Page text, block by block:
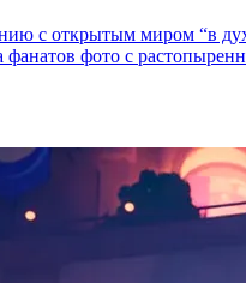
с открытым миром “в
фанатов фото с